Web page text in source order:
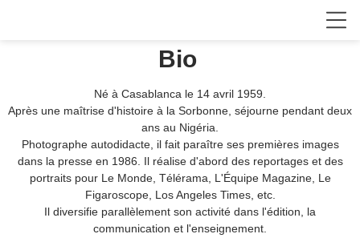
Bio
Né à Casablanca le 14 avril 1959.
Après une maîtrise d'histoire à la Sorbonne, séjourne pendant deux
ans au Nigéria.
Photographe autodidacte, il fait paraître ses premières images
dans la presse en 1986. Il réalise d'abord des reportages et des
portraits pour Le Monde, Télérama, L'Équipe Magazine, Le
Figaroscope, Los Angeles Times, etc.
Il diversifie parallèlement son activité dans l'édition, la
communication et l'enseignement.